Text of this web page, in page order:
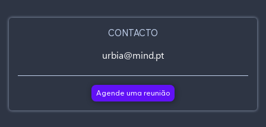
CONTACTO
urbia@mind.pt
Agende uma reunião